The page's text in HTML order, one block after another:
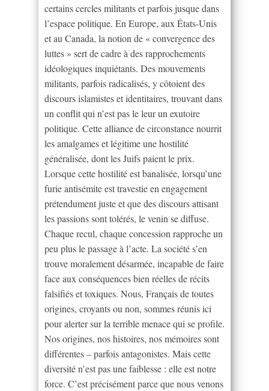
certains cercles militants et parfois jusque dans
l’espace politique. En Europe, aux États-Unis
et au Canada, la notion de « convergence des
luttes » sert de cadre à des rapprochements
idéologiques inquiétants. Des mouvements
militants, parfois radicalisés, y côtoient des
discours islamistes et identitaires, trouvant dans
un conflit qui n’est pas le leur un exutoire
politique. Cette alliance de circonstance nourrit
les amalgames et légitime une hostilité
généralisée, dont les Juifs paient le prix.
Lorsque cette hostilité est banalisée, lorsqu’une
furie antisémite est travestie en engagement
prétendument juste et que des discours attisant
les passions sont tolérés, le venin se diffuse.
Chaque recul, chaque concession rapproche un
peu plus le passage à l’acte. La société s’en
trouve moralement désarmée, incapable de faire
face aux conséquences bien réelles de récits
falsifiés et toxiques. Nous, Français de toutes
origines, croyants ou non, sommes réunis ici
pour alerter sur la terrible menace qui se profile.
Nos origines, nos histoires, nos mémoires sont
différentes – parfois antagonistes. Mais cette
diversité n’est pas une faiblesse : elle est notre
force. C’est précisément parce que nous venons